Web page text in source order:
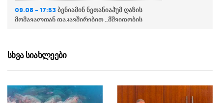
09.08 - 17:53 ბენიამინ ნეთანიაჰუმ ღაზის
მომავალთან დაკავშირებით „მშვიდობის
09.08 - 17:27ფილიპინებზე ტაიფუნს
09.08 - 17:25აბას არაღჩი: ამ მომენტში ჩვენ
სხვა სიახლეები